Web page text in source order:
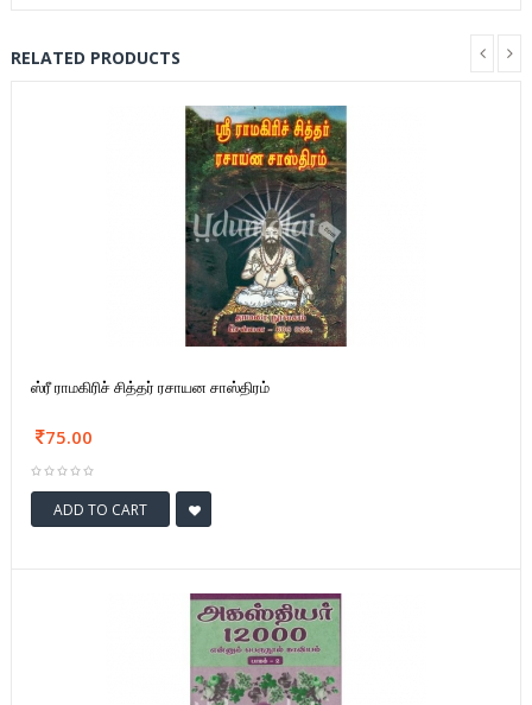
RELATED PRODUCTS
ஸ்ரீ ராமகிரிச் சித்தர் ரசாயன சாஸ்திரம்
75.00
ADD TO CART